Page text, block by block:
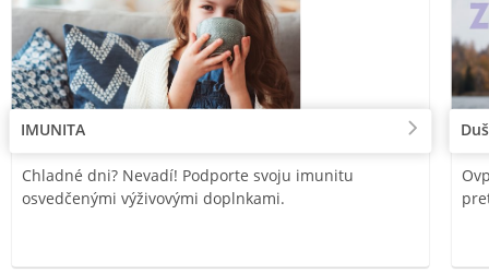
IMUNITA
Chladné dni? Nevadí! Podporte svoju imunitu
osvedčenými výživovými doplnkami.